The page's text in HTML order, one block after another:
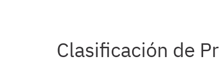
Clasificación de